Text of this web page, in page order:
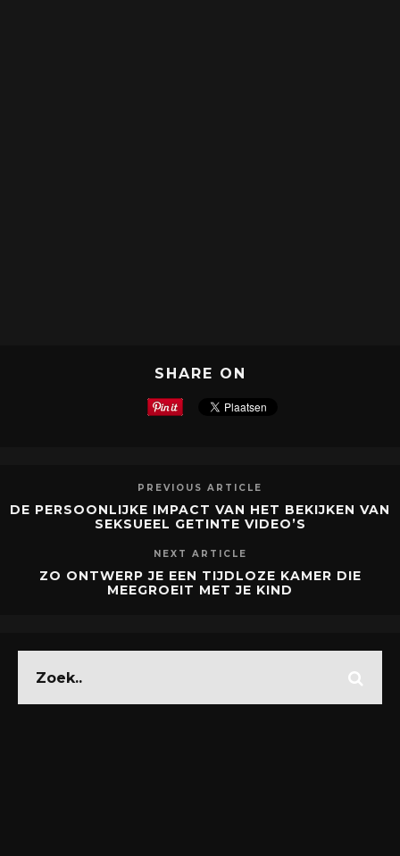
SHARE ON
PREVIOUS ARTICLE
DE PERSOONLIJKE IMPACT VAN HET BEKIJKEN VAN
SEKSUEEL GETINTE VIDEO’S
NEXT ARTICLE
ZO ONTWERP JE EEN TIJDLOZE KAMER DIE
MEEGROEIT MET JE KIND